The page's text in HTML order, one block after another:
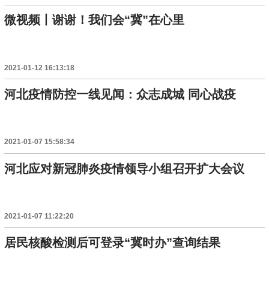
微视频丨谢谢！我们会“冀”在心里
2021-01-12 16:13:18
河北疫情防控一线见闻：众志成城 同心战疫
2021-01-07 15:58:34
河北应对新冠肺炎疫情领导小组召开扩大会议
2021-01-07 11:22:20
居民核酸检测后可登录“冀时办”查询结果